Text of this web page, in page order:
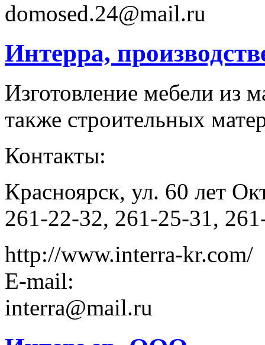
domosed.24@mail.ru
Интерра,
Изготовление мебели из
также строительных
Контакты:
Красноярск, ул. 60 лет
261-22-32, 261-25-31,
http://www.interra-kr.com/
E-mail:
interra@mail.ru